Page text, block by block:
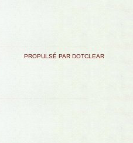
PROPULSÉ PAR DOTCLEAR